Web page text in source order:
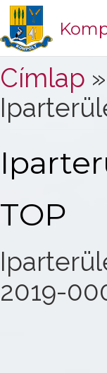
Jelenlegi hely
Címlap »
TOP
2019-